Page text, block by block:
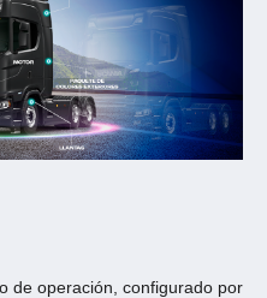
de operación, configurado por